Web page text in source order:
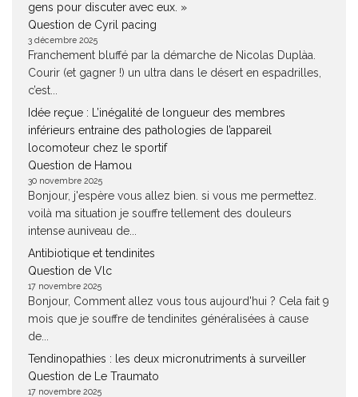
gens pour discuter avec eux. »
Question de Cyril pacing
3 décembre 2025
Franchement bluffé par la démarche de Nicolas Duplàa.
Courir (et gagner !) un ultra dans le désert en espadrilles,
c’est...
Idée reçue : L’inégalité de longueur des membres
inférieurs entraine des pathologies de l’appareil
locomoteur chez le sportif
Question de Hamou
30 novembre 2025
Bonjour, j'espère vous allez bien. si vous me permettez.
voilà ma situation je souffre tellement des douleurs
intense auniveau de...
Antibiotique et tendinites
Question de Vlc
17 novembre 2025
Bonjour, Comment allez vous tous aujourd'hui ? Cela fait 9
mois que je souffre de tendinites généralisées à cause
de...
Tendinopathies : les deux micronutriments à surveiller
Question de Le Traumato
17 novembre 2025